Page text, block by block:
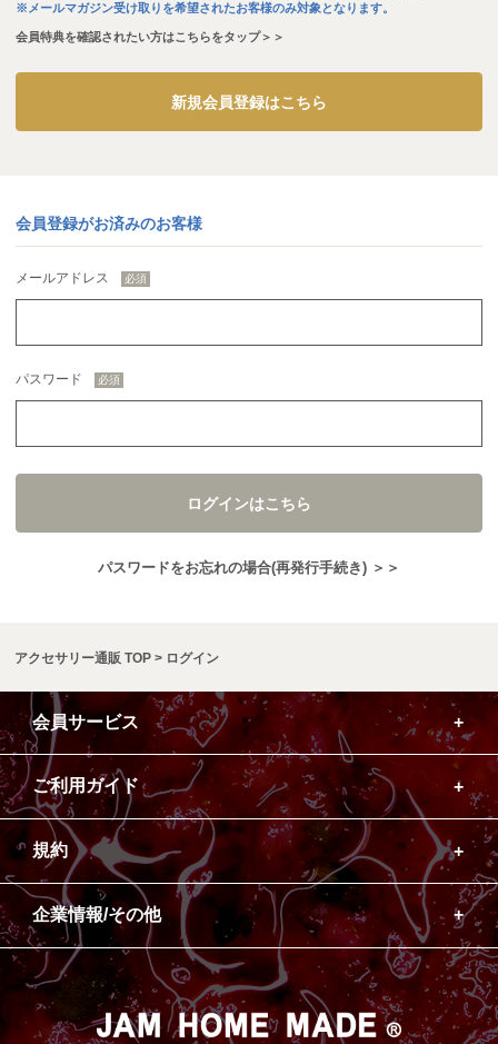
※メールマガジン受け取りを希望されたお客様のみ対象となります。
会員特典を確認されたい方はこちらをタップ＞＞
新規会員登録はこちら
会員登録がお済みのお客様
メールアドレス
パスワード
ログインはこちら
パスワードをお忘れの場合(再発行手続き) ＞＞
アクセサリー通販 TOP ログイン
会員サービス
ご利用ガイド
規約
企業情報/その他